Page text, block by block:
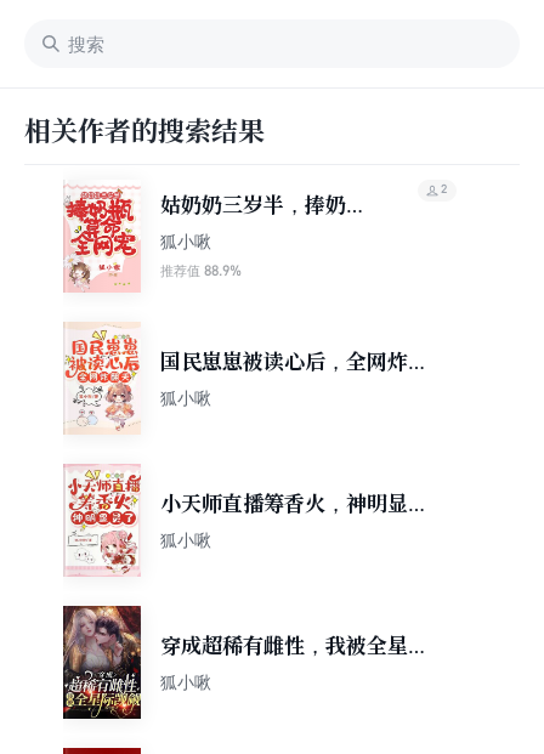
相关作者的搜索结果
姑奶奶三岁半，捧奶瓶
算命全网宠
狐小啾
推荐值 88.9%
2
国民崽崽被读心后，全网炸翻
天
狐小啾
小天师直播筹香火，神明显灵
了
狐小啾
穿成超稀有雌性，我被全星际
觊觎
狐小啾